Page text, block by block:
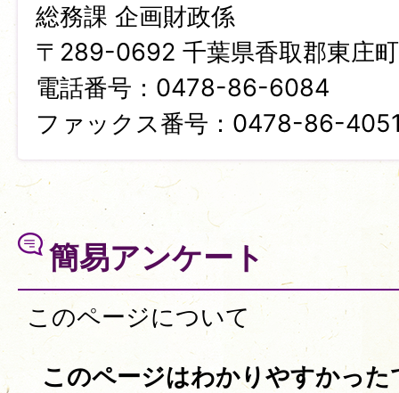
総務課 企画財政係
〒289-0692 千葉県香取郡東庄
電話番号：0478-86-6084
ファックス番号：0478-86-
簡易アンケート
このページについて
このページはわかりやすかった